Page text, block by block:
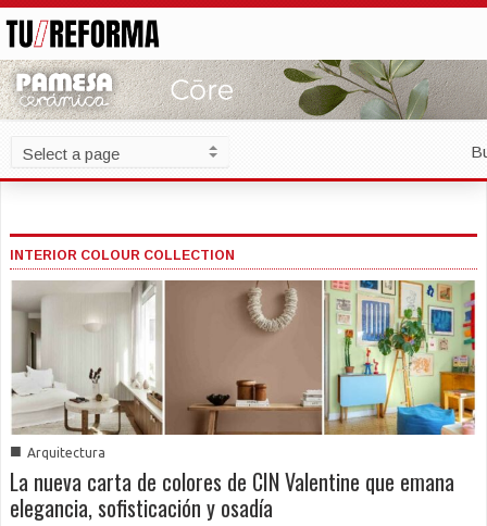
INTERIOR COLOUR COLLECTION
■ Arquitectura
La nueva carta de colores de CIN Valentine que emana
elegancia, sofisticación y osadía